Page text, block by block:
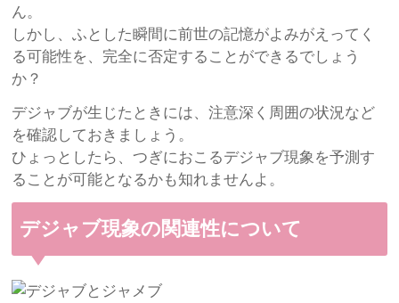
ん。
しかし、ふとした瞬間に前世の記憶がよみがえってく
る可能性を、完全に否定することができるでしょう
か？
デジャブが生じたときには、注意深く周囲の状況など
を確認しておきましょう。
ひょっとしたら、つぎにおこるデジャブ現象を予測す
ることが可能となるかも知れませんよ。
デジャブ現象の関連性について